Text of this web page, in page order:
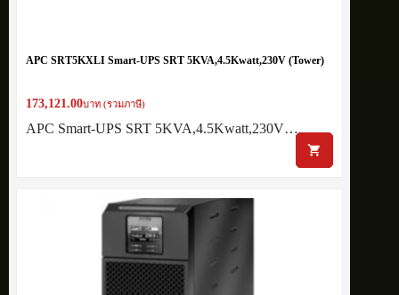
APC SRT5KXLI Smart-UPS SRT 5KVA,4.5Kwatt,230V (Tower)
173,121.00บาท (รวมภาษี)
APC Smart-UPS SRT 5KVA,4.5Kwatt,230V…